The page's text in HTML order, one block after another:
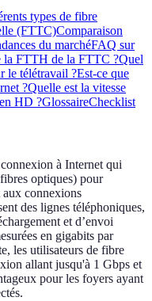
types de fibre
(FTTC)Comparaison
du marchéFAQ sur
la FTTH de la FTTC ?Quel
le télétravail ?Est-ce que
?Quelle est la vitesse
HD ?GlossaireChecklist
à Internet qui
optiques) pour
aux connexions
des lignes téléphoniques,
et d’envoi
en gigabits par
les utilisateurs de fibre
allant jusqu'à 1 Gbps et
pour les foyers ayant